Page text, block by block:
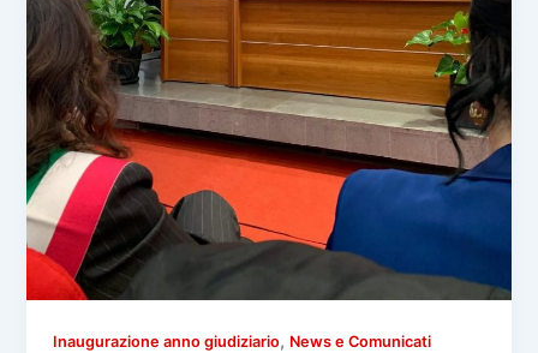
Inaugurazione anno giudiziario, News e Comunicati